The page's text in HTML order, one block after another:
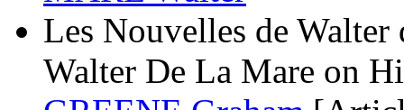
Les Nouvelles de Walter
Walter De La Mare on